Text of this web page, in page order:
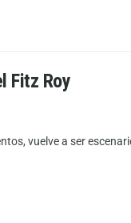
Fitz Roy
vuelve a ser